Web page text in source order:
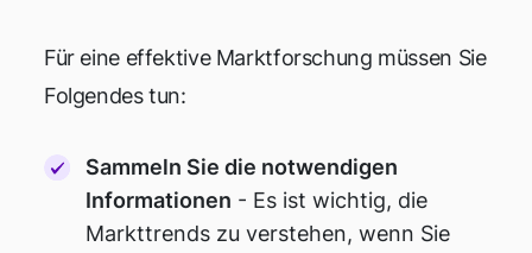
Für eine effektive Marktforschung müssen Sie
Folgendes tun:
Sammeln Sie die notwendigen
Informationen - Es ist wichtig, die
Markttrends zu verstehen, wenn Sie